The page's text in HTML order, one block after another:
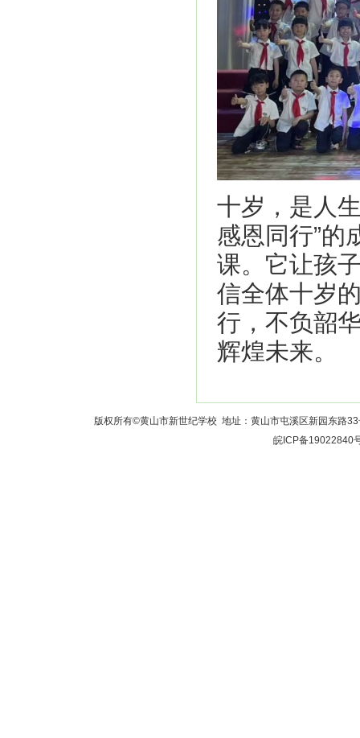
十岁，是人
感恩同行”的
课。它让孩
信全体十岁
行，不负韶
辉煌未来。
版权所有©黄山市新世纪学校 地址：黄山市屯溪区新园东路
皖ICP备19022840